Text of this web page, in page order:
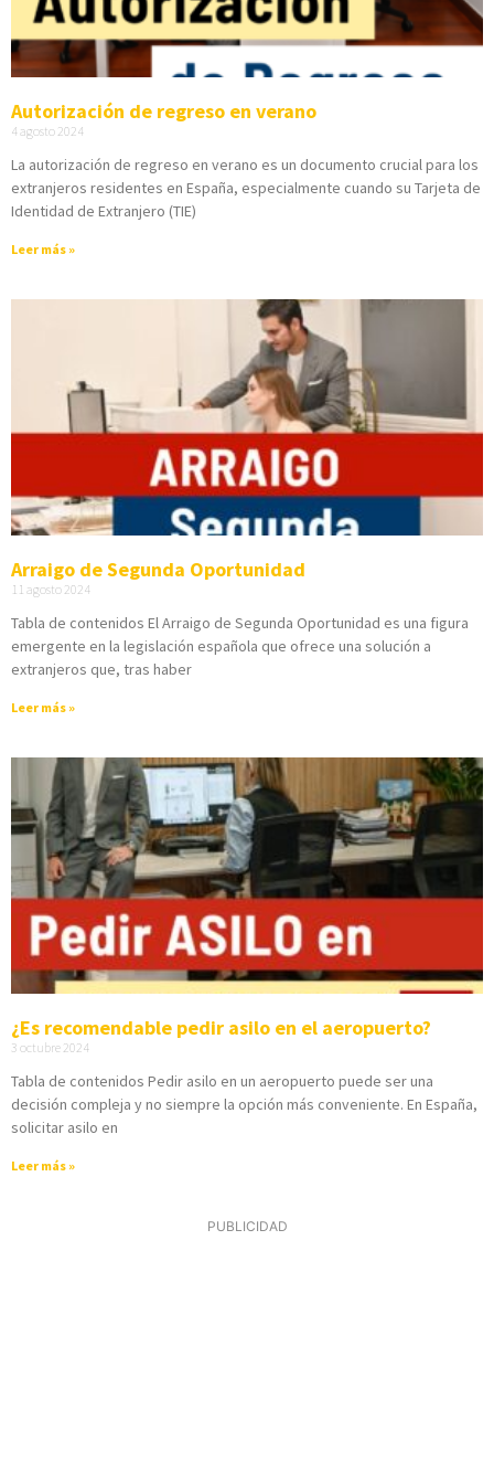
Autorización de regreso en verano
4 agosto 2024
La autorización de regreso en verano es un documento crucial para los
extranjeros residentes en España, especialmente cuando su Tarjeta de
Identidad de Extranjero (TIE)
Leer más »
Arraigo de Segunda Oportunidad
11 agosto 2024
Tabla de contenidos El Arraigo de Segunda Oportunidad es una figura
emergente en la legislación española que ofrece una solución a
extranjeros que, tras haber
Leer más »
¿Es recomendable pedir asilo en el aeropuerto?
3 octubre 2024
Tabla de contenidos Pedir asilo en un aeropuerto puede ser una
decisión compleja y no siempre la opción más conveniente. En España,
solicitar asilo en
Leer más »
PUBLICIDAD